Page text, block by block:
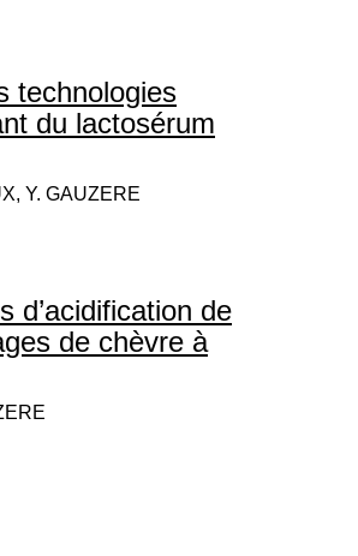
technologies
du lactosérum
Y. GAUZERE
d’acidification de
de chèvre à